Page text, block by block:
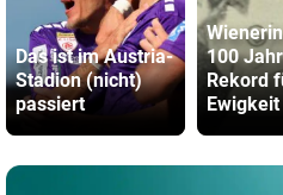
Das ist im Austria-
Stadion (nicht)
passiert
100
Rekord
Ewigkeit